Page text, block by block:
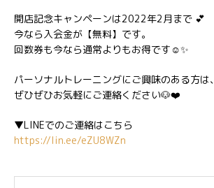
開店記念キャンペーンは2022年2月まで 💕
今なら入会金が【無料】です。
回数券も今なら通常よりもお得です☺️✨
パーソナルトレーニングにご興味のある方は、
ぜひぜひお気軽にご連絡ください🐶❤️
▼LINEでのご連絡はこちら
https://lin.ee/eZU8WZn